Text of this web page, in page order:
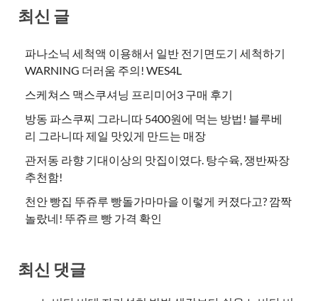
최신 글
파나소닉 세척액 이용해서 일반 전기면도기 세척하기
WARNING 더러움 주의! WES4L
스케쳐스 맥스쿠셔닝 프리미어3 구매 후기
방동 파스쿠찌 그라니따 5400원에 먹는 방법! 블루베
리 그라니따 제일 맛있게 만드는 매장
관저동 라향 기대이상의 맛집이였다. 탕수육, 쟁반짜장
추천함!
천안 빵집 뚜쥬루 빵돌가마마을 이렇게 커졌다고? 깜짝
놀랐네! 뚜쥬르 빵 가격 확인
최신 댓글